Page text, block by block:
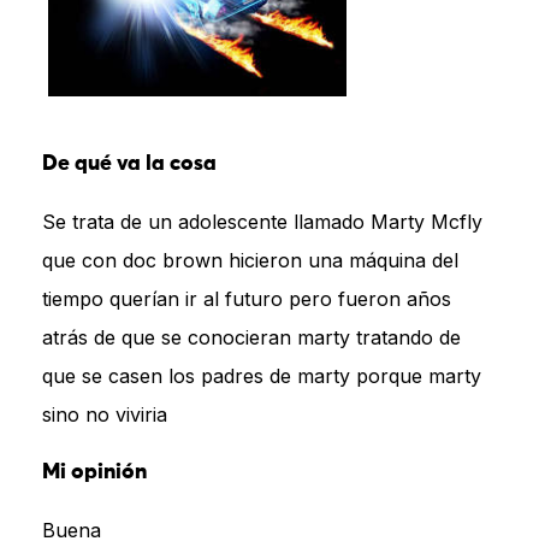
De qué va la cosa
Se trata de un adolescente llamado Marty Mcfly
que con doc brown hicieron una máquina del
tiempo querían ir al futuro pero fueron años
atrás de que se conocieran marty tratando de
que se casen los padres de marty porque marty
sino no viviria
Mi opinión
Buena